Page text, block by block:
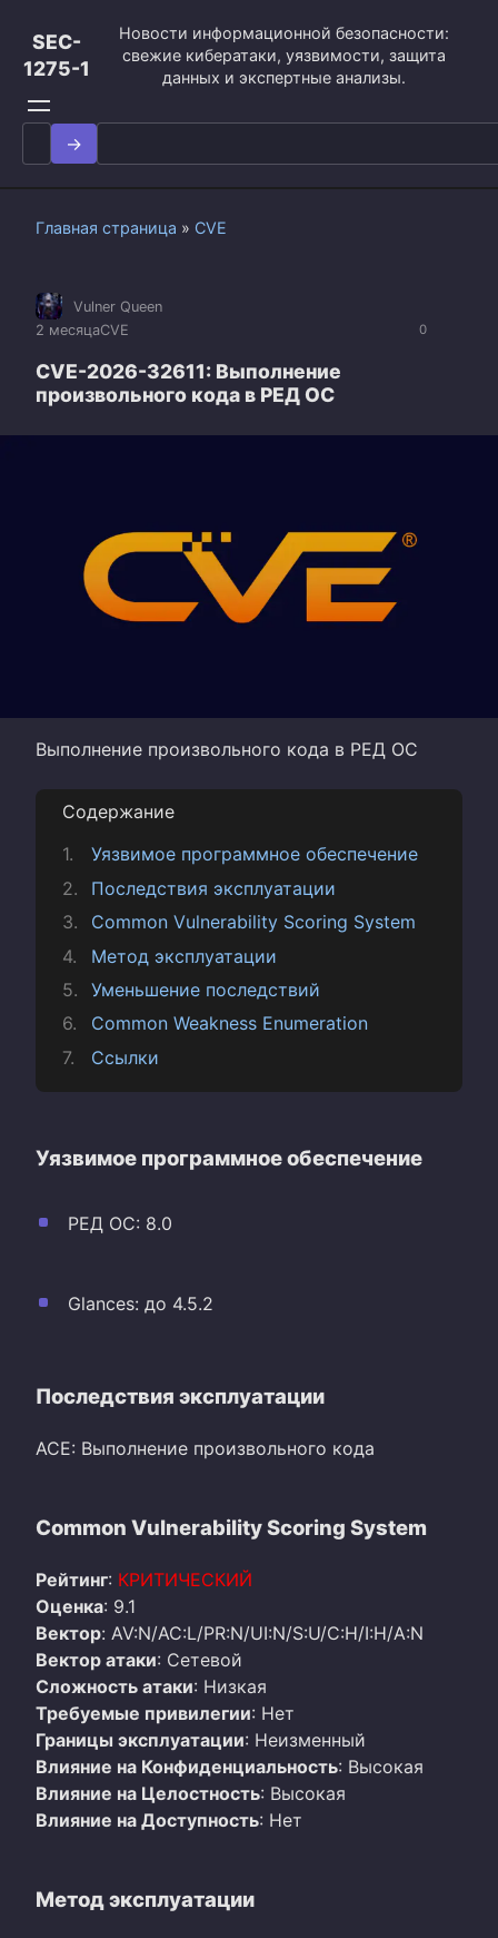
контенту
SEC-
1275-1
Новости информационной безопасности:
свежие кибератаки, уязвимости, защита
данных и экспертные анализы.
Search
for:
Главная страница » CVE
0
Vulner Queen
2 месяцаCVE
CVE-2026-32611: Выполнение
произвольного кода в РЕД ОС
Выполнение произвольного кода в РЕД ОС
Содержание
Уязвимое программное обеспечение
Последствия эксплуатации
Common Vulnerability Scoring System
Метод эксплуатации
Уменьшение последствий
Common Weakness Enumeration
Ссылки
Уязвимое программное обеспечение
РЕД ОС: 8.0
Glances: до 4.5.2
Последствия эксплуатации
ACE: Выполнение произвольного кода
Common Vulnerability Scoring System
Рейтинг: КРИТИЧЕСКИЙ
Оценка: 9.1
Вектор: AV:N/AC:L/PR:N/UI:N/S:U/C:H/I:H/A:N
Вектор атаки: Сетевой
Сложность атаки: Низкая
Требуемые привилегии: Нет
Границы эксплуатации: Неизменный
Влияние на Конфиденциальность: Высокая
Влияние на Целостность: Высокая
Влияние на Доступность: Нет
Метод эксплуатации